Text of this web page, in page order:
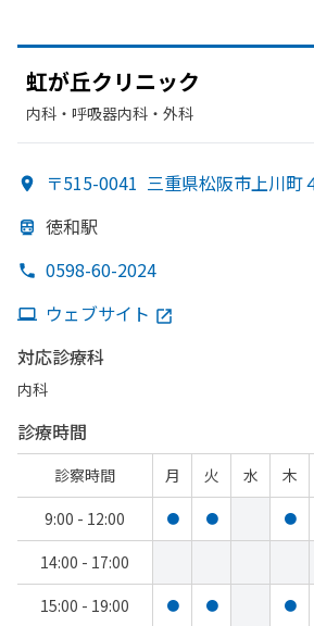
虹が丘クリニック
内科・​呼吸器内科・​外科
〒515-0041 三重県松阪市上川町
徳和駅
0598-60-2024
ウェブサイト
対応診療科
内科
診療時間
診察時間 月 火 水 木
9:00 - 12:00
● ● ●
14:00 - 17:00
15:00 - 19:00 ● ● ●